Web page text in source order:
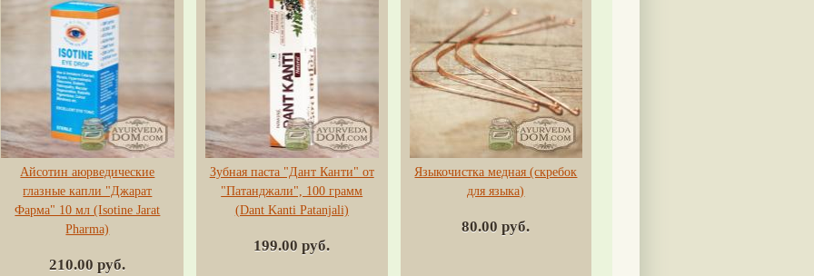
Айсотин аюрведические
глазные капли "Джарат
Фарма" 10 мл (Isotine Jarat
Pharma)
210.00 руб.
Зубная паста "Дант Канти" от
"Патанджали", 100 грамм
(Dant Kanti Patanjali)
199.00 руб.
Языкочистка медная (скребок
для языка)
80.00 руб.